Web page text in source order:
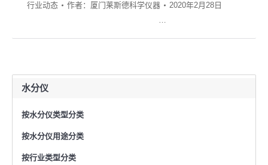
行业动态 作者： 厦门莱斯德科学仪器
2020年2月28日
…
水分仪
按水分仪类型分类
按水分仪用途分类
按行业类型分类